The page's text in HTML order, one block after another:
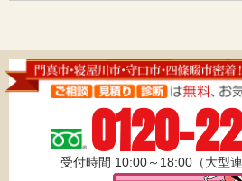
0120-
受付時間 10:00～18:00（大型